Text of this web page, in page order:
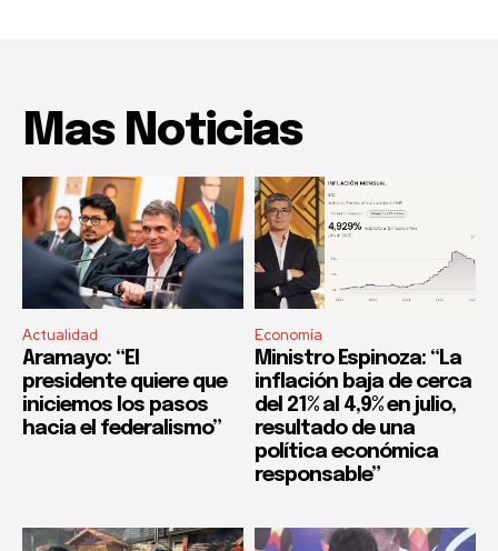
Mas Noticias
Actualidad
Aramayo: “El
presidente quiere que
iniciemos los pasos
hacia el federalismo”
Economía
Ministro Espinoza: “La
inflación baja de cerca
del 21% al 4,9% en julio,
resultado de una
política económica
responsable”